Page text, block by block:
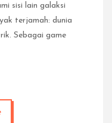
sisi lain galaksi
terjamah: dunia
Sebagai game